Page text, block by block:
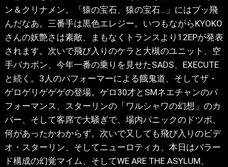
ン＆クリナメン。「猿の宝石、猿の宝石…」にはブッ飛
んだなあ。三番手は黒色エレジー。いつもながらKYOKO
さんの妖艶さは素敵、まもなくトランスより12EPが発表
されます。次いで飛び入りのケラと大槻のユニット、空
手バカボン、今年一番の乗りを見せたSADS、EXECUTE
と続く。3人のパフォーマーによる餓鬼道、そしてザ・
ゲロゲリゲゲゲの登場。ゲロ30才とSMネエチャンのパ
フォーマンス、スターリンの「ワルシャワの幻想」のカ
バー、そして客席で大騒ぎで、場内パニックのドツボ、
何があったかわからず。次いで又しても飛び入りのビデ
オ・スターリン、そしてニューロティカ、本日はバラー
ド構成の幻覚マイム、そしてWE ARE THE ASYLUM、